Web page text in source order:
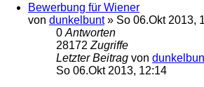
Bewerbung für Wiener
von dunkelbunt» So 06.Okt 2013,
0 Antworten
28172 Zugriffe
Letzter Beitrag von
So 06.Okt 2013, 12:14